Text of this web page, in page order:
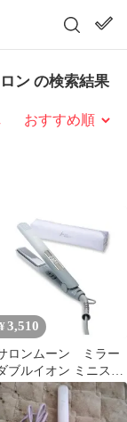
ン の検索結果
替え
¥ 3,510
ロンムーン ミラー
ブルイオン ミニスト
ートヘアアイロン
20mm 80℃?230℃ 海外